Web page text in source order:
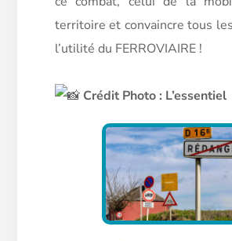
territoire et convaincre tous
l’utilité du FERROVIAIRE !
Crédit Photo : L’essentiel